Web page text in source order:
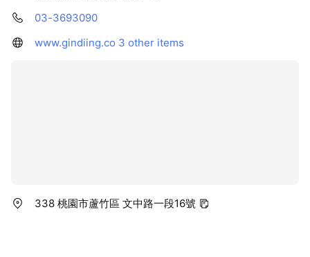
類、特別是指紋的防附著性，以及
潔。 ●防焰 材料本身具CNS7614
03-3693090
www.gindiing.co 3 other items
338 桃園市蘆竹區 文中路一段16號